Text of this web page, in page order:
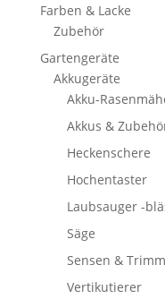
Farben & Lacke
Zubehör
Gartengeräte
Akkugeräte
Akku-
Akkus &
Heckenschere
Hochentaster
Laubsauger -
Säge
Sensen &
Vertikutierer